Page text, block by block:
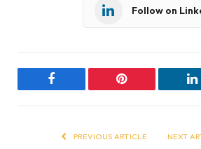
Follow on
Facebook Pinterest
PREVIOUS ARTICLE NEXT